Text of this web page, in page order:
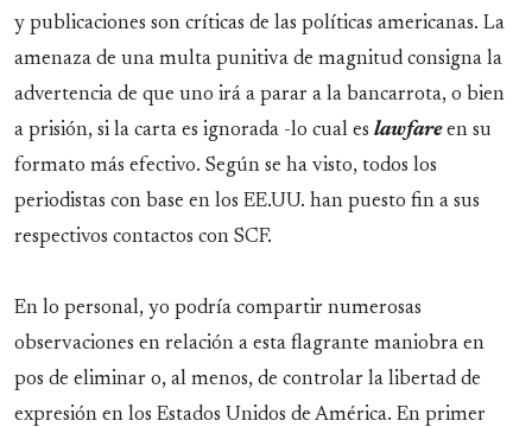
y publicaciones son críticas de las políticas americanas. La
amenaza de una multa punitiva de magnitud consigna la
advertencia de que uno irá a parar a la bancarrota, o bien
a prisión, si la carta es ignorada -lo cual es lawfareen su
formato más efectivo. Según se ha visto, todos los
periodistas con base en los EE.UU. han puesto fin a sus
respectivos contactos con SCF.
En lo personal, yo podría compartir numerosas
observaciones en relación a esta flagrante maniobra en
pos de eliminar o, al menos, de controlar la libertad de
expresión en los Estados Unidos de América. En primer